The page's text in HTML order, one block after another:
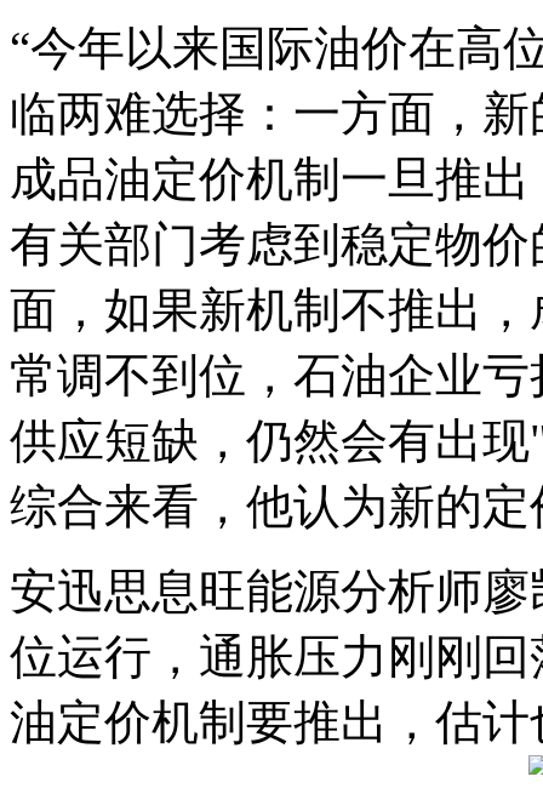
“今年以来国际油价在高
临两难选择：一方面，
成品油定价机制一旦推
有关部门考虑到稳定物
面，如果新机制不推出
常调不到位，石油企业
供应短缺，仍然会有出
综合来看，他认为新的
安迅思息旺能源分析师
位运行，通胀压力刚刚
油定价机制要推出，估